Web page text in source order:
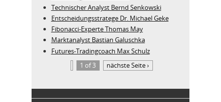
Technischer Analyst Bernd Senkowski
Entscheidungsstratege Dr. Michael Geke
Fibonacci-Experte Thomas May
Marktanalyst Bastian Galuschka
Futures-Tradingcoach Max Schulz
1 of 3
nächste Seite ›